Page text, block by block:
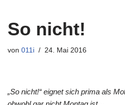
So nicht!
von 011i 24. Mai 2016
„So nicht!“ eignet sich prima als